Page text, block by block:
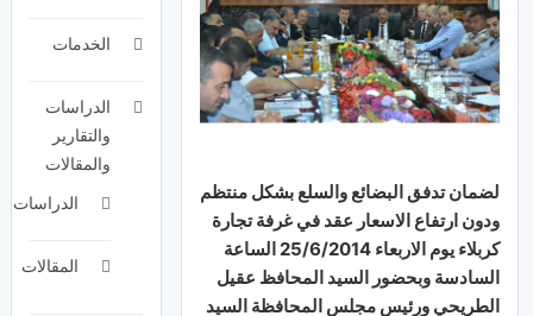
لضمان تدفق البضائع والسلع بشكل منتظم
ودون ارتفاع الاسعار عقد في غرفة تجارة
كربلاء يوم الاربعاء 25/6/2014 الساعة
السادسة وبحضور السيد المحافظ عقيل
الطريحي ورئيس مجلس المحافظة السيد
الخدمات
الدراسات
والتقارير
والمقالات
الدراسات
المقالات